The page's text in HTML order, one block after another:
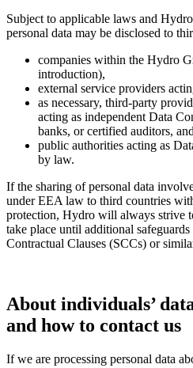
Subject to applicable laws and
personal data may be disclosed to
companies within the Hydro
introduction),
external service providers
as necessary, third-party
acting as independent Data
banks, or certified auditors, and
public authorities acting as
by law.
If the sharing of personal data
under EEA law to third countries
protection, Hydro will always strive
take place until additional
Contractual Clauses (SCCs) or
About individuals’
and how to contact us
If we are processing personal data